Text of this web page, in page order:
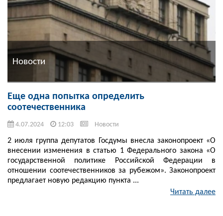
Новости
Еще одна попытка определить
соотечественника
4.07.2024 12:03 Новости
2 июля группа депутатов Госдумы внесла законопроект «О
внесении изменения в статью 1 Федерального закона «О
государственной политике Российской Федерации в
отношении соотечественников за рубежом». Законопроект
предлагает новую редакцию пункта ...
Читать далее